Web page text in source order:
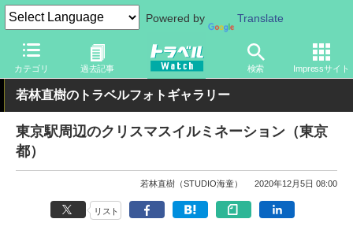
Powered by Translate
カテゴリ 過去記事 検索 Impressサイト
トラベル Watch 地域 国内旅行 東京
若林直樹のトラベルフォトギャラリー
東京駅周辺のクリスマスイルミネーション（東京
都）
若林直樹（STUDIO海童） 2020年12月5日 08:00
リスト